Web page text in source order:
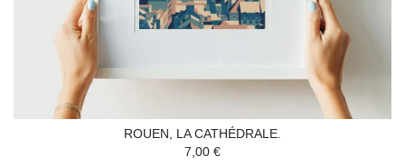
ROUEN, LA CATHÉDRALE.
7,00 €